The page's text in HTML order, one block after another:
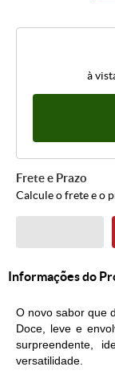
à
Frete e Prazo
Calcule o frete e o
Informações do
O novo sabor que
Doce, leve e
surpreendente,
versatilidade.